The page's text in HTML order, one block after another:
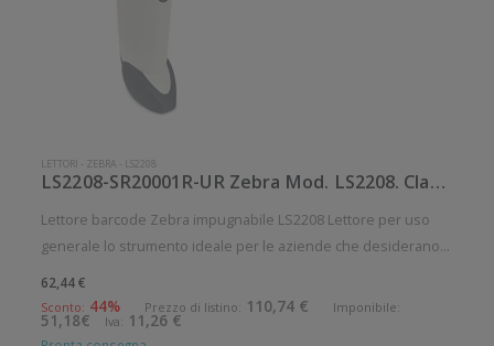
LETTORI - ZEBRA - LS2208
LS2208-SR20001R-UR Zebra Mod. LS2208. Classificazione: Impugnabile.
Lettore barcode Zebra impugnabile LS2208 Lettore per uso
generale lo strumento ideale per le aziende che desiderano
barre. Angolo di scansione verticale: 1 Angolo di scansione
orizzo
62,44 €
Sconto: 44% Prezzo di listino: 110,74 € Imponibile:
51,18€ Iva: 11,26 €